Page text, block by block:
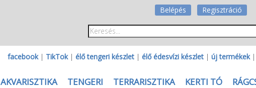
Belépés Regisztráció
facebook| TikTok| élő tengeri készlet | élő édesvízi készlet | új termékek|
AKVARISZTIKA TENGERI TERRARISZTIKA KERTI TÓ